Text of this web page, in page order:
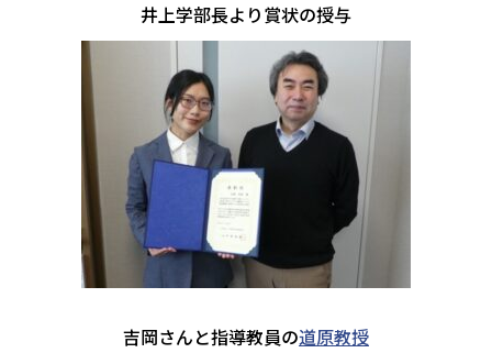
井上学部長より賞状の授与
吉岡さんと指導教員の道原教授